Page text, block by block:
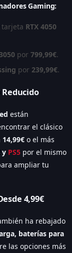
Gaming:
tarjeta RTX 4050
por 799,99€.
por 239,99€.
Reducido
están
el clásico
14,99€ o el más
y PS5 por el mismo
ampliar tu
4,99€
ha rebajado
baterías para
las opciones más